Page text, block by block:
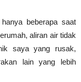
beberapa saat
aliran air tidak
saya yang rusak,
lain yang lebih